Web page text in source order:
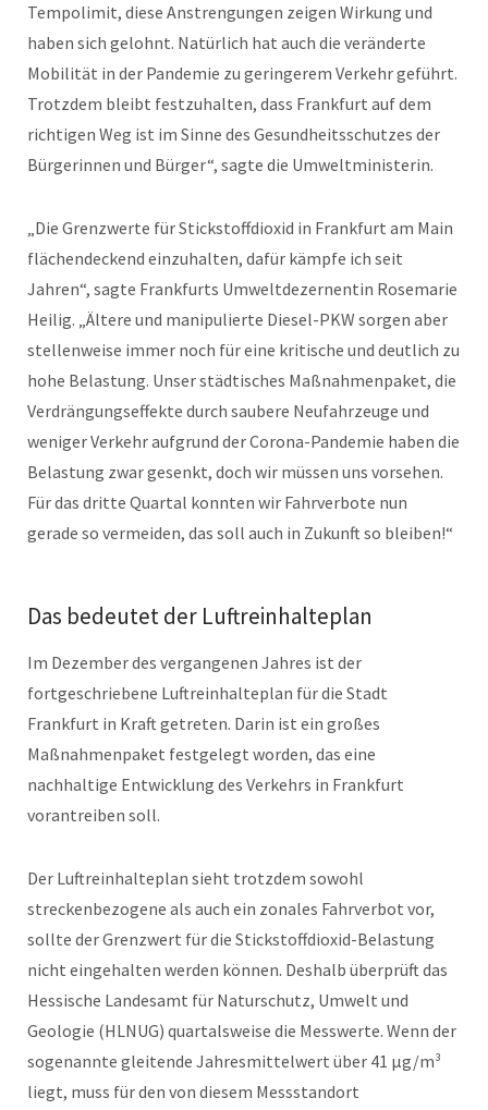
Tempolimit, diese Anstrengungen zeigen Wirkung und
haben sich gelohnt. Natürlich hat auch die veränderte
Mobilität in der Pandemie zu geringerem Verkehr geführt.
Trotzdem bleibt festzuhalten, dass Frankfurt auf dem
richtigen Weg ist im Sinne des Gesundheitsschutzes der
Bürgerinnen und Bürger“, sagte die Umweltministerin.
„Die Grenzwerte für Stickstoffdioxid in Frankfurt am Main
flächendeckend einzuhalten, dafür kämpfe ich seit
Jahren“, sagte Frankfurts Umweltdezernentin Rosemarie
Heilig. „Ältere und manipulierte Diesel-PKW sorgen aber
stellenweise immer noch für eine kritische und deutlich zu
hohe Belastung. Unser städtisches Maßnahmenpaket, die
Verdrängungseffekte durch saubere Neufahrzeuge und
weniger Verkehr aufgrund der Corona-Pandemie haben die
Belastung zwar gesenkt, doch wir müssen uns vorsehen.
Für das dritte Quartal konnten wir Fahrverbote nun
gerade so vermeiden, das soll auch in Zukunft so bleiben!“
Das bedeutet der Luftreinhalteplan
Im Dezember des vergangenen Jahres ist der
fortgeschriebene Luftreinhalteplan für die Stadt
Frankfurt in Kraft getreten. Darin ist ein großes
Maßnahmenpaket festgelegt worden, das eine
nachhaltige Entwicklung des Verkehrs in Frankfurt
vorantreiben soll.
Der Luftreinhalteplan sieht trotzdem sowohl
streckenbezogene als auch ein zonales Fahrverbot vor,
sollte der Grenzwert für die Stickstoffdioxid-Belastung
nicht eingehalten werden können. Deshalb überprüft das
Hessische Landesamt für Naturschutz, Umwelt und
Geologie (HLNUG) quartalsweise die Messwerte. Wenn der
sogenannte gleitende Jahresmittelwert über 41 µg/m³
liegt, muss für den von diesem Messstandort